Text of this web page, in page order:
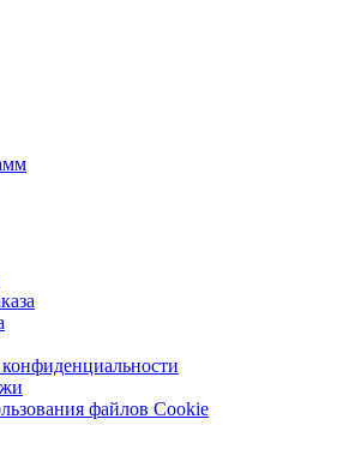
файлов Cookie